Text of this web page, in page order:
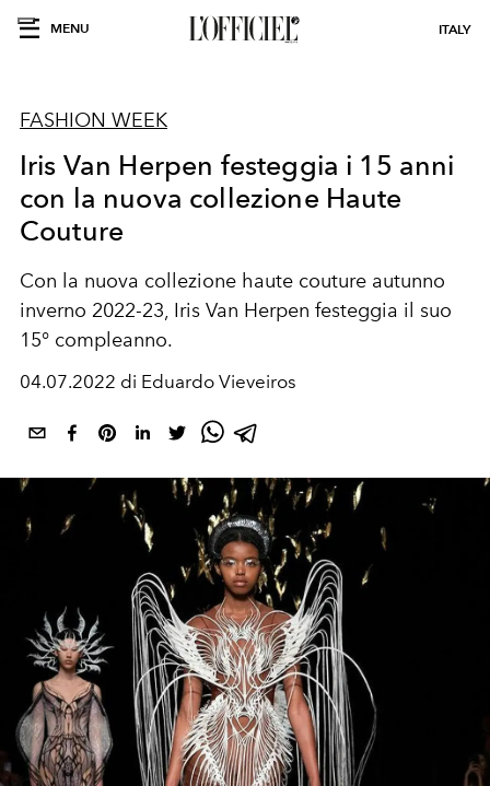
MENU ITALY
FASHION WEEK
Iris Van Herpen festeggia i 15 anni
con la nuova collezione Haute
Couture
Con la nuova collezione haute couture autunno
inverno 2022-23, Iris Van Herpen festeggia il suo
15° compleanno.
04.07.2022 di Eduardo Vieveiros